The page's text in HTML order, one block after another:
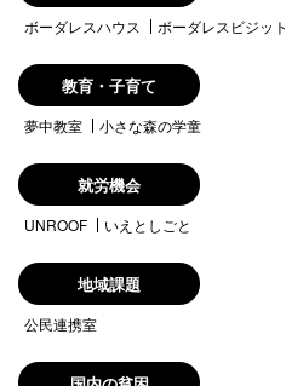
ボーダレスハウス ボーダレスビジット
教育・子育て
夢中教室 小さな森の学童
就労機会
UNROOF いえとしごと
地域課題
公民連携室